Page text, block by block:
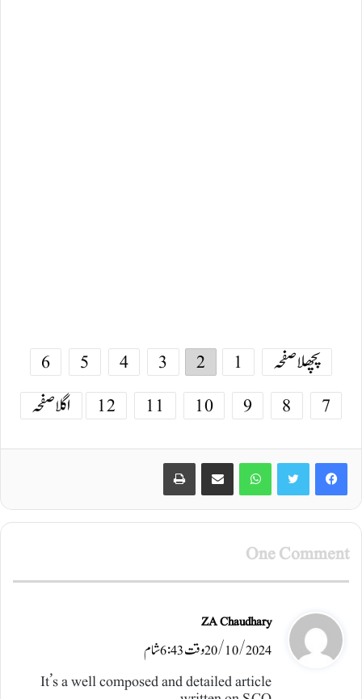
پچھلا صفحہ 1
2
3
4
5
6
7
8
9
10
11
12 اگلا صفحہ
Facebook
Twitter
WhatsApp
Share via Email
Print
One Comment
ZA Chaudhary
ے
ک
20/10/2024 وقت 6:43 شام
It’s a well composed and detailed article